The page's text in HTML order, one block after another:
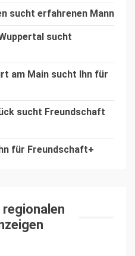
sucht erfahrenen Mann
sucht
am Main sucht Ihn für
sucht Freundschaft
für Freundschaft+